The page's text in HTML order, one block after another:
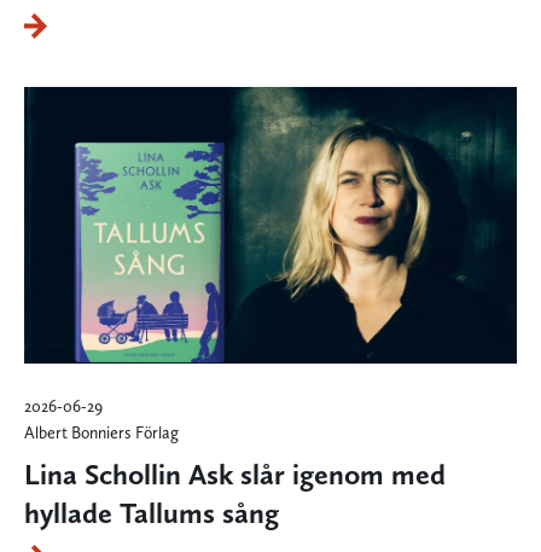
2026-06-29
Albert Bonniers Förlag
Lina Schollin Ask slår igenom med
hyllade Tallums sång